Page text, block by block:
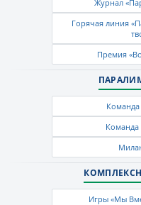
Журнал
Горячая линия
Премия
Игры «Мы